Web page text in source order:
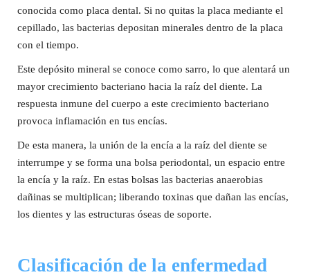
conocida como placa dental. Si no quitas la placa mediante el
cepillado, las bacterias depositan minerales dentro de la placa
con el tiempo.
Este depósito mineral se conoce como sarro, lo que alentará un
mayor crecimiento bacteriano hacia la raíz del diente. La
respuesta inmune del cuerpo a este crecimiento bacteriano
provoca inflamación en tus encías.
De esta manera, la unión de la encía a la raíz del diente se
interrumpe y se forma una bolsa periodontal, un espacio entre
la encía y la raíz. En estas bolsas las bacterias anaerobias
dañinas se multiplican; liberando toxinas que dañan las encías,
los dientes y las estructuras óseas de soporte.
Clasificación de la enfermedad